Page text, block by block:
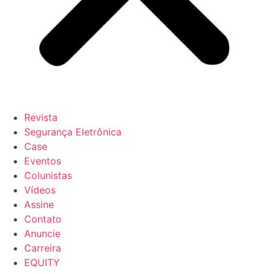
Revista
Segurança Eletrônica
Case
Eventos
Colunistas
Vídeos
Assine
Contato
Anuncie
Carreira
EQUITY